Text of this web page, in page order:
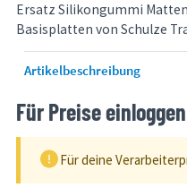
Ersatz Silikongummi
Basisplatten von Schulze
Artikelbeschreibung
Für Preise
Für deine